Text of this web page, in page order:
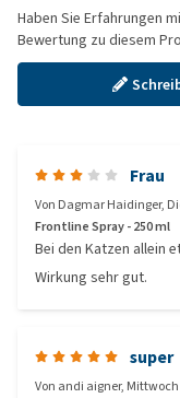
Haben Sie Erfahrungen
Bewertung zu diesem
Frau
Von Dagmar Haidinger,
Frontline Spray - 250 ml
Bei den Katzen allein
Wirkung sehr gut.
super
Von andi aigner, Mittwoch